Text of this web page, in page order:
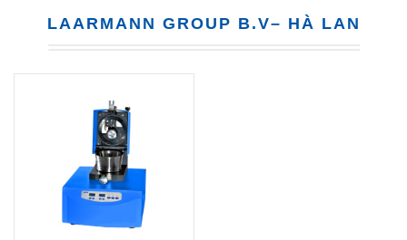
LAARMANN GROUP B.V– HÀ LAN